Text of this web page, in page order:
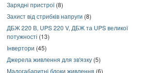
Зарядні пристрої(8)
Захист від стрибків напруги (8)
ДБЖ 220 В, UPS 220 V, ДБЖ та UPS великої
потужності (13)
Інвертори (45)
Джерела живлення для зв'язку (5)
Малогабаритні блоки живлення (6)